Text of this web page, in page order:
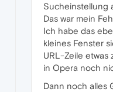
Sucheinstellung
Das war mein
Ich habe das
kleines Fenster
URL-Zeile etwas
in Opera noch
Dann noch alles